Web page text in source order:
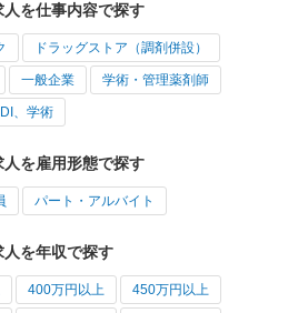
を仕事内容で探す
ドラッグストア（調剤併設）
一般企業 学術・管理薬剤師
、学術
を雇用形態で探す
パート・アルバイト
を年収で探す
400万円以上 450万円以上